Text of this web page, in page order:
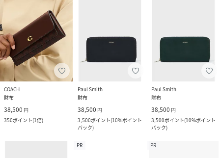
COACH
財布
38,500 円
350ポイント(1倍)
Paul Smith
財布
38,500 円
3,500ポイント(10%ポイント
バック)
Paul Smith
財布
38,500 円
3,500ポイント(10%ポイント
バック)
PR PR